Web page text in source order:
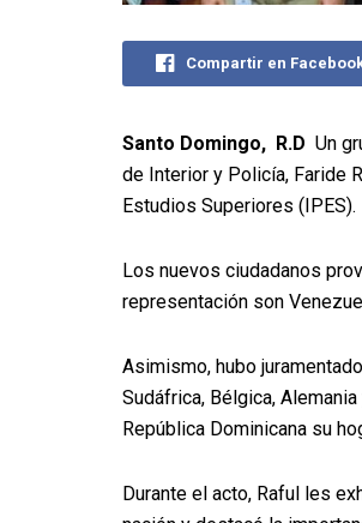
Compartir en
Santo Domingo, R.D Un
de Interior y Policía, Faride
Estudios Superiores (IPES).
Los nuevos ciudadanos
representación son
Asimismo, hubo
Sudáfrica, Bélgica,
República Dominicana su
Durante el acto, Raful les